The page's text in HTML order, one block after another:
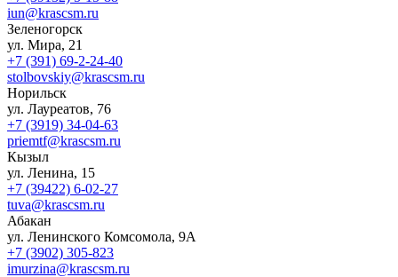
iun@krascsm.ru
Зеленогорск
ул. Мира, 21
+7 (391) 69-2-24-40
stolbovskiy@krascsm.ru
Норильск
ул. Лауреатов, 76
+7 (3919) 34-04-63
priemtf@krascsm.ru
Кызыл
ул. Ленина, 15
+7 (39422) 6-02-27
tuva@krascsm.ru
Абакан
ул. Ленинского Комсомола, 9А
+7 (3902) 305-823
imurzina@krascsm.ru